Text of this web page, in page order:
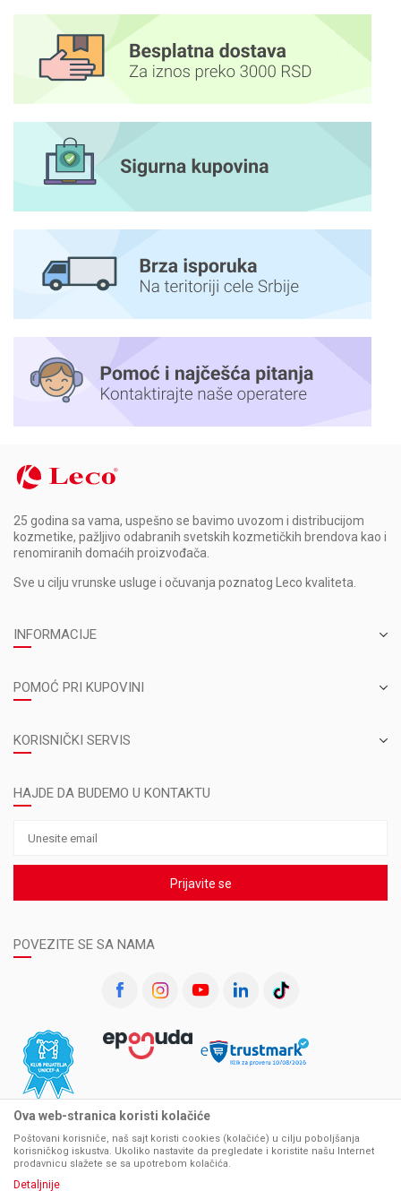
25 godina sa vama, uspešno se bavimo uvozom i distribucijom
kozmetike, pažljivo odabranih svetskih kozmetičkih brendova kao i
renomiranih domaćih proizvođača.
Sve u cilju vrunske usluge i očuvanja poznatog Leco kvaliteta.
INFORMACIJE
POMOĆ PRI KUPOVINI
KORISNIČKI SERVIS
HAJDE DA BUDEMO U KONTAKTU
Prijavite se
POVEZITE SE SA NAMA
Ova web-stranica koristi kolačiće
Poštovani korisniče, naš sajt koristi cookies (kolačiće) u cilju poboljšanja
korisničkog iskustva. Ukoliko nastavite da pregledate i koristite našu Internet
prodavnicu slažete se sa upotrebom kolačića.
Detaljnije